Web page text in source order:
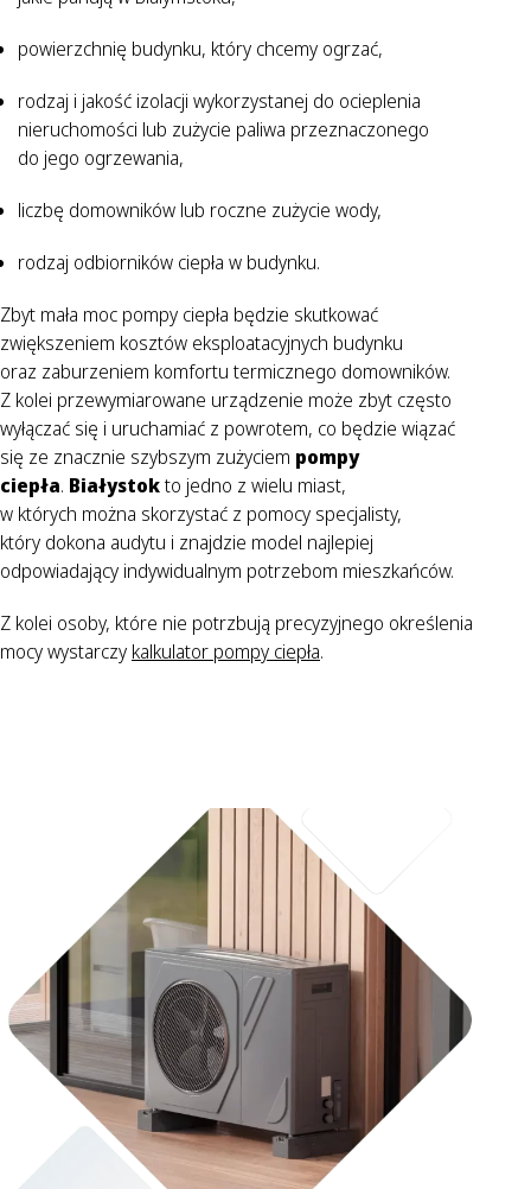
powierzchnię budynku, który chcemy ogrzać,
rodzaj i jakość izolacji wykorzystanej do ocieplenia
nieruchomości lub zużycie paliwa przeznaczonego
do jego ogrzewania,
liczbę domowników lub roczne zużycie wody,
rodzaj odbiorników ciepła w budynku.
Zbyt mała moc pompy ciepła będzie skutkować
zwiększeniem kosztów eksploatacyjnych budynku
oraz zaburzeniem komfortu termicznego domowników.
Z kolei przewymiarowane urządzenie może zbyt często
wyłączać się i uruchamiać z powrotem, co będzie wiązać
się ze znacznie szybszym zużyciem pompy
ciepła. Białystokto jedno z wielu miast,
w których można skorzystać z pomocy specjalisty,
który dokona audytu i znajdzie model najlepiej
odpowiadający indywidualnym potrzebom mieszkańców.
Z kolei osoby, które nie potrzbują precyzyjnego określenia
mocy wystarczy kalkulator pompy ciepła.